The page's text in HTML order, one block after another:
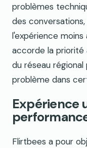
problèmes
des
l'expérience
accorde la priorité
du réseau
problème dans
Expérience
Flirtbees a pour